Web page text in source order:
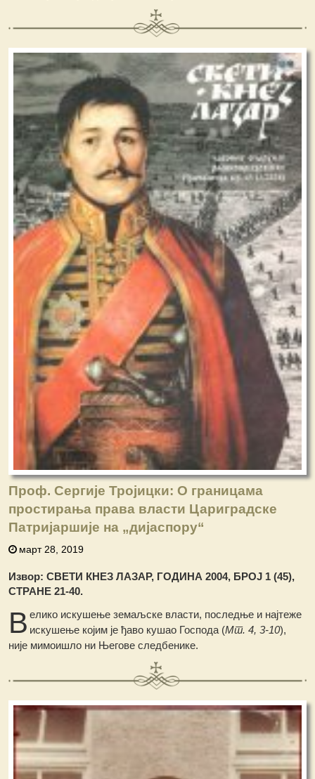
Проф. Сергије Тројицки: О границама
простирања права власти Цариградске
Патријаршије на „дијаспору“
март 28, 2019
Извор: СВЕТИ КНЕЗ ЛАЗАР, ГОДИНА 2004, БРОЈ 1 (45),
СТРАНЕ 21-40.
В елико искушење земаљске власти, последње и најтеже
искушење којим је ђаво кушао Господа (Мт. 4, 3-10),
није мимоишло ни Његове следбенике.